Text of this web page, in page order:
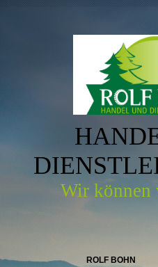
Wir können
ROLF BOHN